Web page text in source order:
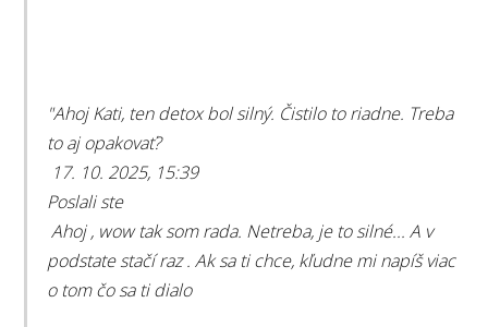
"Ahoj Kati, ten detox bol silný. Čistilo to riadne. Treba
to aj opakovať?
17. 10. 2025, 15:39
Poslali ste
Ahoj , wow tak som rada. Netreba, je to silné... A v
podstate stačí raz . Ak sa ti chce, kľudne mi napíš viac
o tom čo sa ti dialo